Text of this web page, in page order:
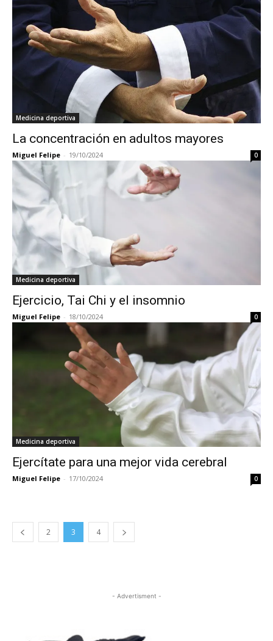
Medicina deportiva
La concentración en adultos mayores
Miguel Felipe - 19/10/2024 0
Medicina deportiva
Ejercicio, Tai Chi y el insomnio
Miguel Felipe - 18/10/2024 0
Medicina deportiva
Ejercítate para una mejor vida cerebral
Miguel Felipe - 17/10/2024 0
2 3 4
- Advertisment -